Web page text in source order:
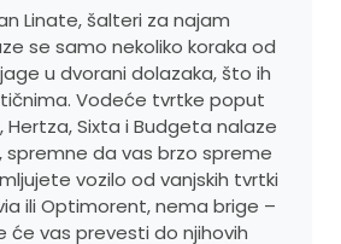
Linate, šalteri za najam
se samo nekoliko koraka od
u dvorani dolazaka, što ih
Vodeće tvrtke poput
Hertza, Sixta i Budgeta nalaze
da vas brzo spreme
vozilo od vanjskih tvrtki
ili Optimorent, nema brige –
vas prevesti do njihovih